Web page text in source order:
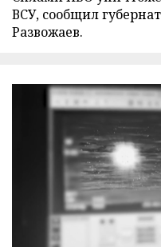
ВСУ, сообщил
Развожаев.